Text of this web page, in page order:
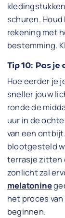
schuren.
rekening met
bestemming.
Tip 10: Pas
Hoe eerder je
sneller jouw
ronde de
uur in de
van een
blootgesteld
terrasje zitten
zonlicht zal
melatonine
het proces
beginnen.